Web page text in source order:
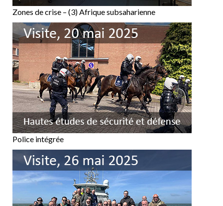
Zones de crise – (3) Afrique subsaharienne
Police intégrée